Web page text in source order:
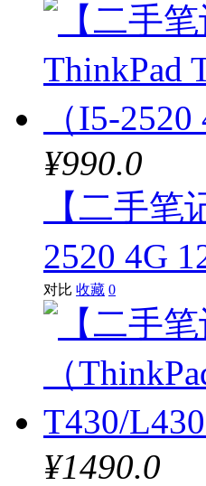
大华
¥990.0
【二手
2520 4G
对比 收藏 0
¥1490.0